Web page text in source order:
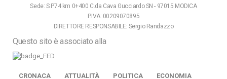
Sede: S.P.74 km 0+400 C.da Cava Gucciardo SN - 97015 MODICA
P.IVA: 00209070895
DIRETTORE RESPONSABILE: Sergio Randazzo
Questo sito è associato alla
CRONACA ATTUALITÀ POLITICA ECONOMIA